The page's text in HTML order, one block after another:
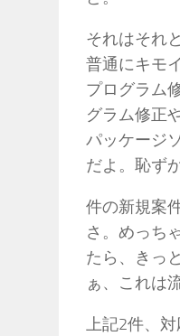
それはそれ
普通にキモ
プログラム
グラム修正
パッケージ
だよ。恥ず
件の新規案
さ。めっち
たら、きっ
ぁ、これは
上記2件、